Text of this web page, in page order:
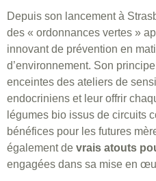
Depuis son lancement à
des « ordonnances vertes »
innovant de prévention en
d’environnement. Son
enceintes des ateliers de
endocriniens et leur offrir
légumes bio issus de circuits
bénéfices pour les futures
également de vrais atouts
engagées dans sa mise en